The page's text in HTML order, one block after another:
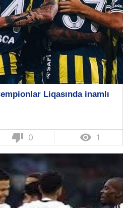
Liqasında inamlı
thumb_down 0  1